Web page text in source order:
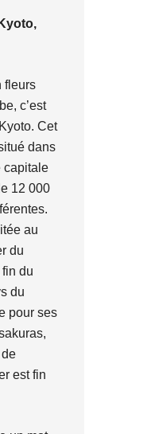
fleurs
c’est
Cet
dans
capitale
12 000
au
du
du
du
pour ses
est fin